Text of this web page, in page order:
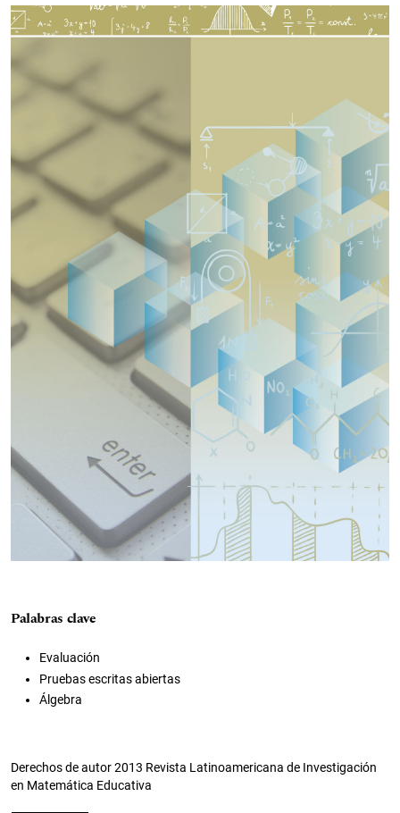
Imagen de portada
Palabras clave
Evaluación
Pruebas escritas abiertas
Álgebra
Derechos de autor 2013 Revista Latinoamericana de Investigación
en Matemática Educativa